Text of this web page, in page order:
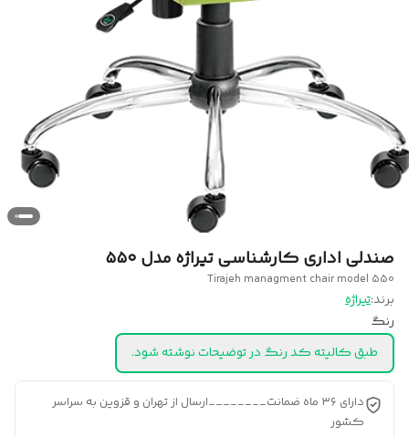
صندلی اداری کارشناسی تیراژه مدل ۵۵۰
Tirajeh managment chair model 550
برند:تیراژه
رنگ
طبق کالیته کد رنگ در توضیحات نوشته شود.
دارای ۳۶ ماه ضمانت________ارسال از تهران و قزوین به سراسر
کشور